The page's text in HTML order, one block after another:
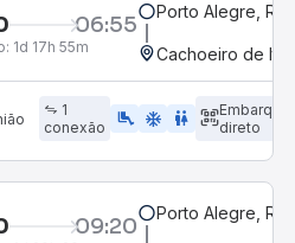
06:55
1d 17h 55m
Porto Alegre, RS
Cachoeiro de
1
conexão
airline_seat_legroom_extra ac_unit WC
Embarque
direto
09:20 Porto Alegre, RS